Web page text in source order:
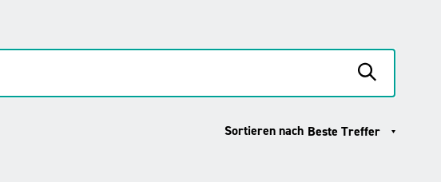
Sortieren nach Beste Treffer